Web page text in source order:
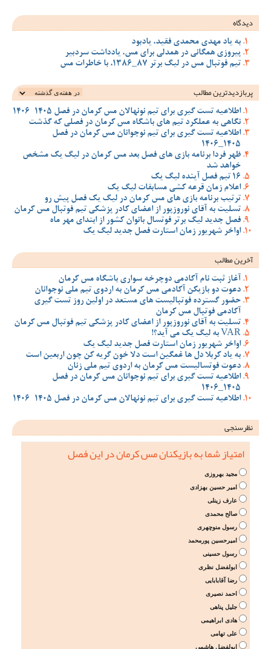
دیدگاه
به یاد مهدی محمدی فقید، یادبود
پیروزی همگانی در همدلی برای مس، یادداشت سردبیر
تیم فوتبال مس در لیگ برتر 87_1386، با خاطرات مس
پربازدیدترین‌ مطالب
اطلاعیه تست گیری برای تیم نونهالان مس کرمان در فصل 1405-1406
نگاهی به عملکرد تیم های باشگاه مس کرمان در فصلی که گذشت
اطلاعیه تست گیری برای تیم نوجوانان مس کرمان در فصل
1405_1406
ظهر فردا برنامه بازی های فصل بعد مس کرمان در لیگ یک مشخص
خواهد شد
16 تیم فصل آینده لیگ یک
اعلام زمان قرعه کشی مسابقات لیگ یک
ترتیب برنامه بازی های مس کرمان در لیگ یک فصل پیش رو
تسلیت به آقای نوروزپور از اعضای کادر پزشکی تیم فوتبال مس کرمان
فصل جدید لیگ برتر فوتسال بانوان کشور از ابتدای مهر ماه
اواخر شهریور زمان استارت فصل جدید لیگ یک
آخرین مطالب
آغاز ثبت نام آکادمی دوچرخه سواری باشگاه مس کرمان
دعوت دو بازیکن آکادمی مس کرمان به اردوی تیم ملی نوجوانان
حضور گسترده فوتبالیست های مستعد در اولین روز تست گیری
آکادمی فوتبال مس کرمان
تسلیت به آقای نوروزپور از اعضای کادر پزشکی تیم فوتبال مس کرمان
VAR به لیگ یک می آید؟!
اواخر شهریور زمان استارت فصل جدید لیگ یک
به یاد کربلا دل ها غمگین است دلا خون گریه کن چون اربعین است
دعوت فوتسالیست مس کرمان به اردوی تیم ملی زنان
اطلاعیه تست گیری برای تیم نوجوانان مس کرمان در فصل
1405_1406
اطلاعیه تست گیری برای تیم نونهالان مس کرمان در فصل 1405-1406
نظرسنجی
امتیاز شما به بازیکنان مس کرمان در این فصل
مجید بهروزی
امیر حسین بهزادی
عارف زینلی
صالح محمدی
رسول منوچهری
امیرحسین پورمحمد
رسول حسینی
ابولفضل نظری
رضا آقابابایی
احمد نصیری
جلیل پناهی
هادی ابراهیمی
علی تهامی
ابولفضل هاشمی